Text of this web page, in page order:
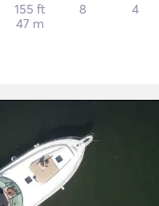
155 ft
47 m
8 4